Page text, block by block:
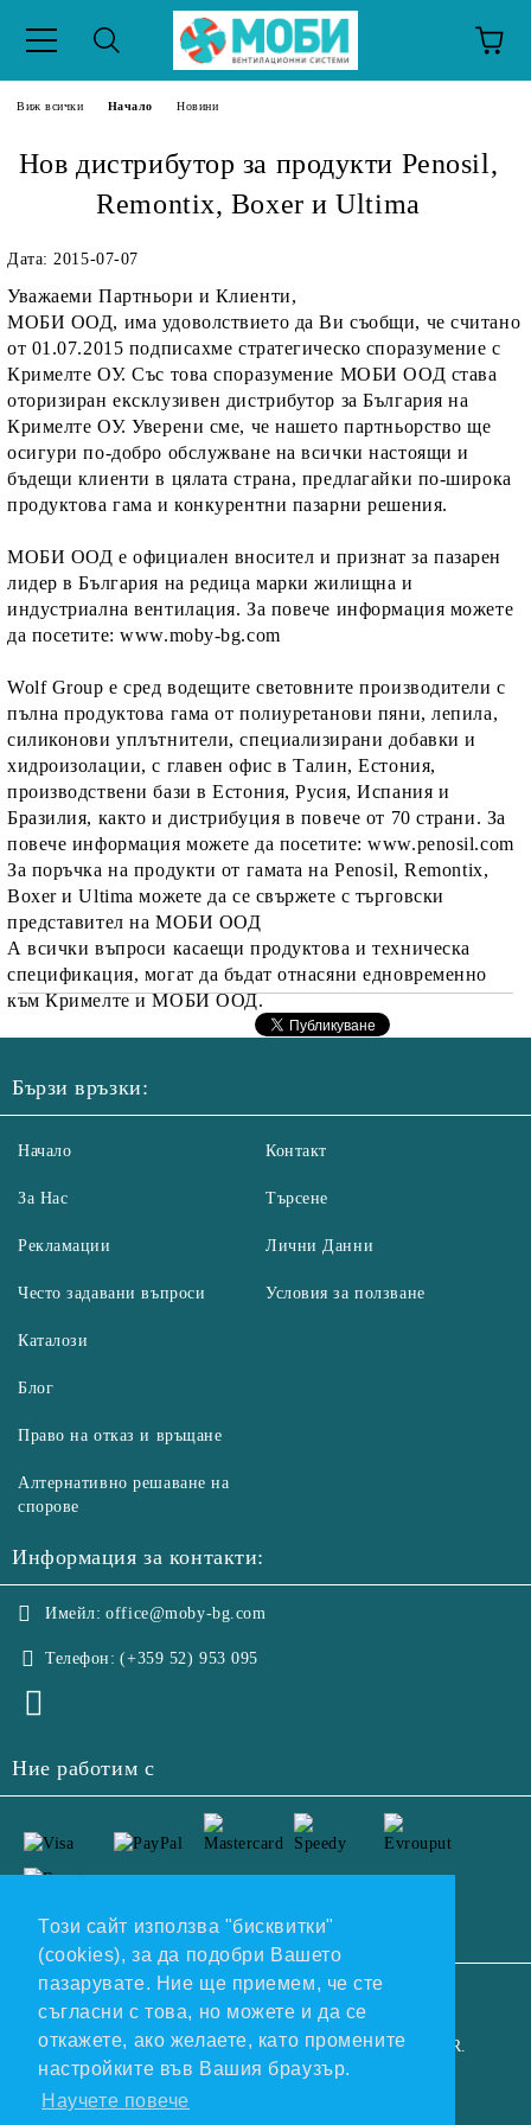
Този сайт използва "бисквитки"
(cookies), за да подобри Вашето
пазарувате. Ние ще приемем, че сте
съгласни с това, но можете и да се
откажете, ако желаете, като промените
настройките във Вашия браузър.
Научете повече
Виж всички Начало Новини
Нов дистрибутор за продукти Penosil,
Remontix, Boxer и Ultima
Дата: 2015-07-07
Уважаеми Партньори и Клиенти,
МОБИ ООД, има удоволствието да Ви съобщи, че считано
от 01.07.2015 подписахме стратегическо споразумение с
Кримелте ОУ. Със това споразумение МОБИ ООД става
оторизиран ексклузивен дистрибутор за България на
Кримелте ОУ. Уверени сме, че нашето партньорство ще
осигури по-добро обслужване на всички настоящи и
бъдещи клиенти в цялата страна, предлагайки по-широка
продуктова гама и конкурентни пазарни решения.
МОБИ ООД е официален вносител и признат за пазарен
лидер в България на редица марки жилищна и
индустриална вентилация. За повече информация можете
да посетите: www.moby-bg.com
Wolf Group е сред водещите световните производители с
пълна продуктова гама от полиуретанови пяни, лепила,
силиконови уплътнители, специализирани добавки и
хидроизолации, с главен офис в Талин, Естония,
производствени бази в Естония, Русия, Испания и
Бразилия, както и дистрибуция в повече от 70 страни. За
повече информация можете да посетите: www.penosil.com
За поръчка на продукти от гамата на Penosil, Remontix,
Boxer и Ultima можете да се свържете с търговски
представител на МОБИ ООД
А всички въпроси касаещи продуктова и техническа
спецификация, могат да бъдат отнасяни едновременно
към Кримелте и МОБИ ООД.
Бързи връзки:
Начало
За Нас
Рекламации
Често задавани въпроси
Контакт
Търсене
Лични Данни
Условия за ползване
Каталози
Блог
Право на отказ и връщане
Алтернативно решаване на
спорове
Информация за контакти:
Имейл: office@moby-bg.com
Телефон: (+359 52) 953 095
Ние работим с
Нашият онлайн магазин е 100% съобразен с GDPR.
Прочетете нашата политика